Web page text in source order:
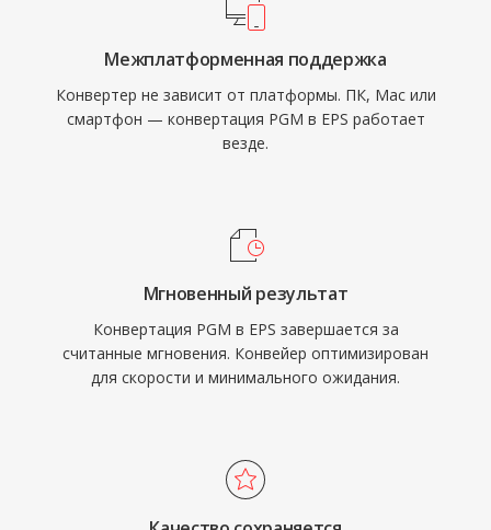
Межплатформенная поддержка
Конвертер не зависит от платформы. ПК, Mac или
смартфон — конвертация PGM в EPS работает
везде.
Мгновенный результат
Конвертация PGM в EPS завершается за
считанные мгновения. Конвейер оптимизирован
для скорости и минимального ожидания.